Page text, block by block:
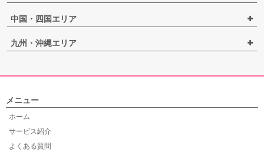
中国・四国エリア
九州・沖縄エリア
メニュー
ホーム
サービス紹介
よくある質問